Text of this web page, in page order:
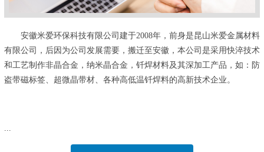
安徽米爱环保科技有限公司建于2008年，前身是昆山米爱金属材料
有限公司，后因为公司发展需要，搬迁至安徽，本公司是采用快淬技术
和工艺制作非晶合金，纳米晶合金，钎焊材料及其深加工产品，如：防
盗带磁标签、超微晶带材、各种高低温钎焊料的高新技术企业。